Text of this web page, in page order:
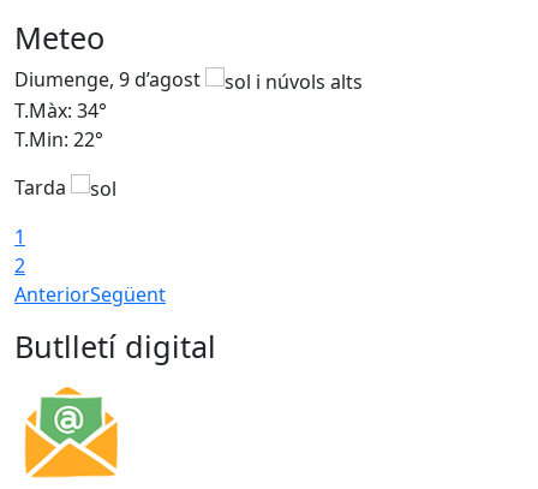
Meteo
Diumenge, 9 d’agost
T.Màx: 34°
T.Min: 22°
Tarda
1
2
AnteriorSegüent
Butlletí digital